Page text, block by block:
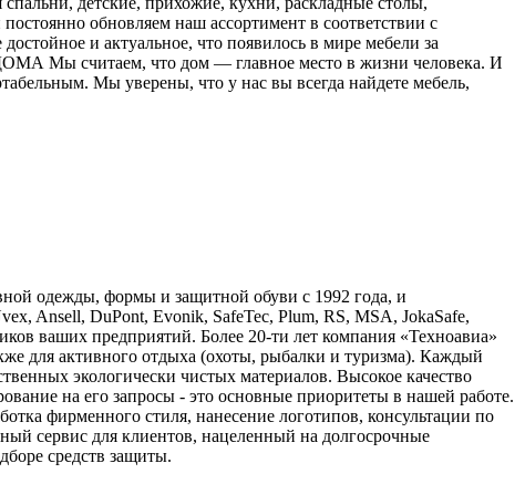
обновляем наш ассортимент в соответствии с
и актуальное, что появилось в мире мебели за
считаем, что дом — главное место в жизни человека. И
Мы уверены, что у нас вы всегда найдете мебель,
одежды, формы и защитной обуви с 1992 года, и
Ansell, DuPont, Evonik, SafeTec, Plum, RS, MSA, JokaSafe,
ваших предприятий. Более 20-ти лет компания «Техноавиа»
для активного отдыха (охоты, рыбалки и туризма). Каждый
экологически чистых материалов. Высокое качество
на его запросы - это основные приоритеты в нашей работе.
фирменного стиля, нанесение логотипов, консультации по
сервис для клиентов, нацеленный на долгосрочные
средств защиты.